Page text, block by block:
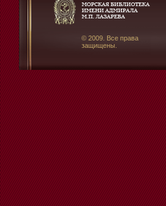
© 2009. Все права
защищены.